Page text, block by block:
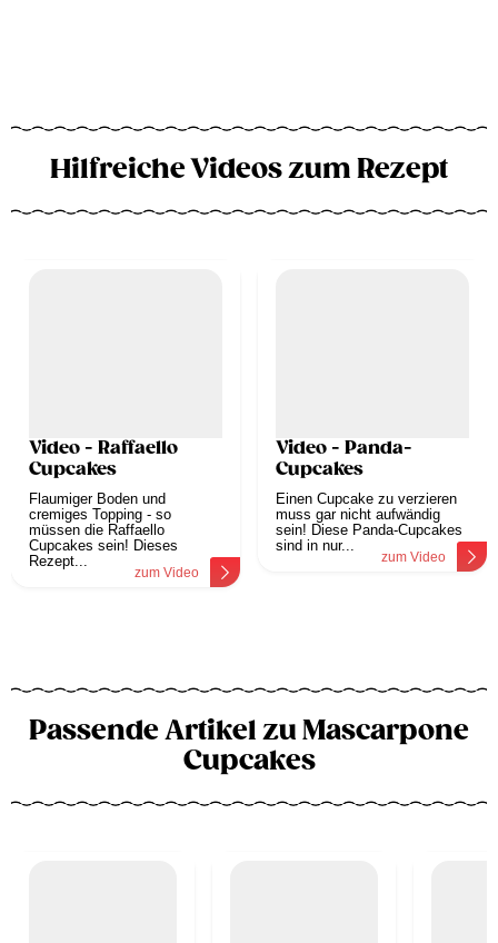
Hilfreiche Videos zum Rezept
Video - Raffaello
Cupcakes
Flaumiger Boden und
cremiges Topping - so
müssen die Raffaello
Cupcakes sein! Dieses
Rezept...
zum Video
Video - Panda-
Cupcakes
Einen Cupcake zu verzieren
muss gar nicht aufwändig
sein! Diese Panda-Cupcakes
sind in nur...
zum Video
Passende Artikel zu Mascarpone
Cupcakes